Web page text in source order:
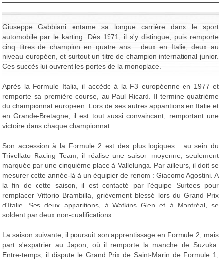
Giuseppe Gabbiani entame sa longue carrière dans le sport
automobile par le karting. Dès 1971, il s'y distingue, puis remporte
cinq titres de champion en quatre ans : deux en Italie, deux au
niveau européen, et surtout un titre de champion international junior.
Ces succès lui ouvrent les portes de la monoplace.
Après la Formule Italia, il accède à la F3 européenne en 1977 et
remporte sa première course, au Paul Ricard. Il termine quatrième
du championnat européen. Lors de ses autres apparitions en Italie et
en Grande-Bretagne, il est tout aussi convaincant, remportant une
victoire dans chaque championnat.
Son accession à la Formule 2 est des plus logiques : au sein du
Trivellato Racing Team, il réalise une saison moyenne, seulement
marquée par une cinquième place à Vallelunga. Par ailleurs, il doit se
mesurer cette année-là à un équipier de renom : Giacomo Agostini. A
la fin de cette saison, il est contacté par l'équipe Surtees pour
remplacer Vittorio Brambilla, grièvement blessé lors du Grand Prix
d'Italie. Ses deux apparitions, à Watkins Glen et à Montréal, se
soldent par deux non-qualifications.
La saison suivante, il poursuit son apprentissage en Formule 2, mais
part s'expatrier au Japon, où il remporte la manche de Suzuka.
Entre-temps, il dispute le Grand Prix de Saint-Marin de Formule 1,